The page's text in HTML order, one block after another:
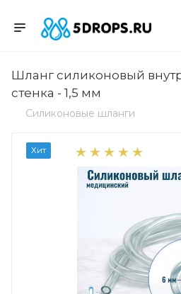
Шланг силиконовый
стенка - 1,5 мм
Силиконовые шланги
Хит